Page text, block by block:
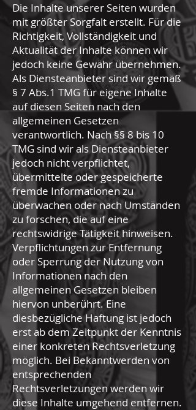
Die Inhalte unserer Seiten wurden
mit größter Sorgfalt erstellt. Für die
Richtigkeit, Vollständigkeit und
Aktualität der Inhalte können wir
jedoch keine Gewähr übernehmen.
Als Diensteanbieter sind wir gemäß
§ 7 Abs.1 TMG für eigene Inhalte
auf diesen Seiten nach den
allgemeinen Gesetzen
verantwortlich. Nach §§ 8 bis 10
TMG sind wir als Diensteanbieter
jedoch nicht verpflichtet,
übermittelte oder gespeicherte
fremde Informationen zu
überwachen oder nach Umständen
zu forschen, die auf eine
rechtswidrige Tätigkeit hinweisen.
Verpflichtungen zur Entfernung
oder Sperrung der Nutzung von
Informationen nach den
allgemeinen Gesetzen bleiben
hiervon unberührt. Eine
diesbezügliche Haftung ist jedoch
erst ab dem Zeitpunkt der Kenntnis
einer konkreten Rechtsverletzung
möglich. Bei Bekanntwerden von
entsprechenden
Rechtsverletzungen werden wir
diese Inhalte umgehend entfernen.